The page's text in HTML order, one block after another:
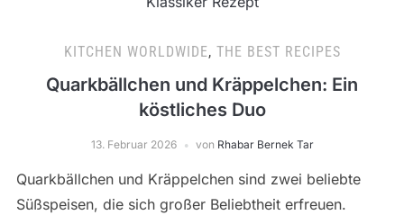
KITCHEN WORLDWIDE, THE BEST RECIPES
Quarkbällchen und Kräppelchen: Ein
köstliches Duo
13. Februar 2026 von Rhabar Bernek Tar
Quarkbällchen und Kräppelchen sind zwei beliebte
Süßspeisen, die sich großer Beliebtheit erfreuen.